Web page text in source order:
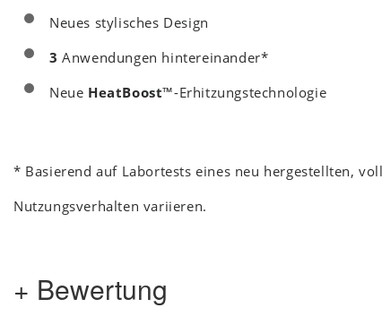
Neues stylisches Design
3Anwendungen hintereinander*
Neue HeatBoost™-Erhitzungstechnologie
* Basierend auf Labortests eines neu hergestellten,
Nutzungsverhalten variieren.
+ Bewertung